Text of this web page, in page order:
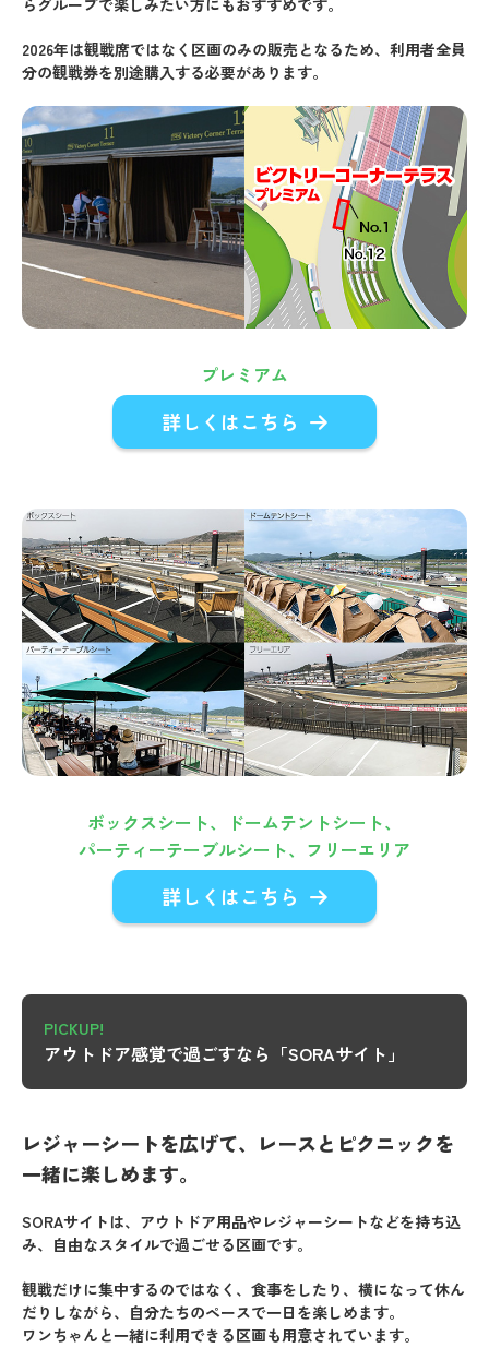
らグループで楽しみたい方にもおすすめです。
2026年は観戦席ではなく区画のみの販売となるため、利用者全員
分の観戦券を別途購入する必要があります。
プレミアム
詳しくはこちら
ボックスシート、ドームテントシート、
パーティーテーブルシート、フリーエリア
詳しくはこちら
PICKUP!
アウトドア感覚で過ごすなら「SORAサイト」
レジャーシートを広げて、レースとピクニックを
一緒に楽しめます。
SORAサイトは、アウトドア用品やレジャーシートなどを持ち込
み、自由なスタイルで過ごせる区画です。
観戦だけに集中するのではなく、食事をしたり、横になって休ん
だりしながら、自分たちのペースで一日を楽しめます。
ワンちゃんと一緒に利用できる区画も用意されています。